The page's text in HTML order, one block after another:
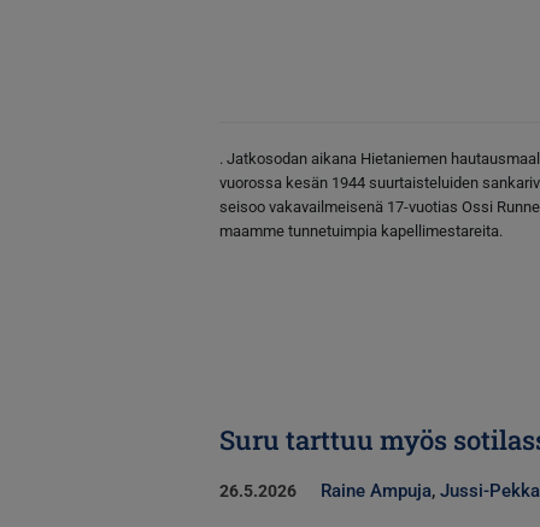
. Jatkosodan aikana Hietaniemen
vuorossa kesän 1944 suurtaisteluiden
seisoo vakavailmeisenä 17-vuotias Ossi
maamme tunnetuimpia kapellimestareita.
Suru tarttuu myös
26.5.2026 Raine Ampuja, Jussi-